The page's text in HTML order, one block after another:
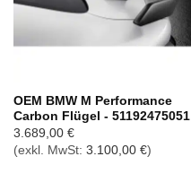
OEM BMW M Performance
Carbon Flügel - 51192475051
3.689,00 €
(exkl. MwSt: 3.100,00 €)